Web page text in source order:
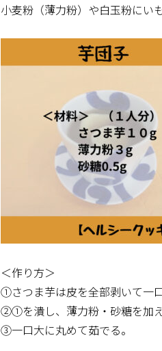
小麦粉（薄力粉）や白玉粉にい
＜作り方＞
①さつま芋は皮を全部剥いて一
②①を潰し、薄力粉・砂糖を加
③一口大に丸めて茹でる。